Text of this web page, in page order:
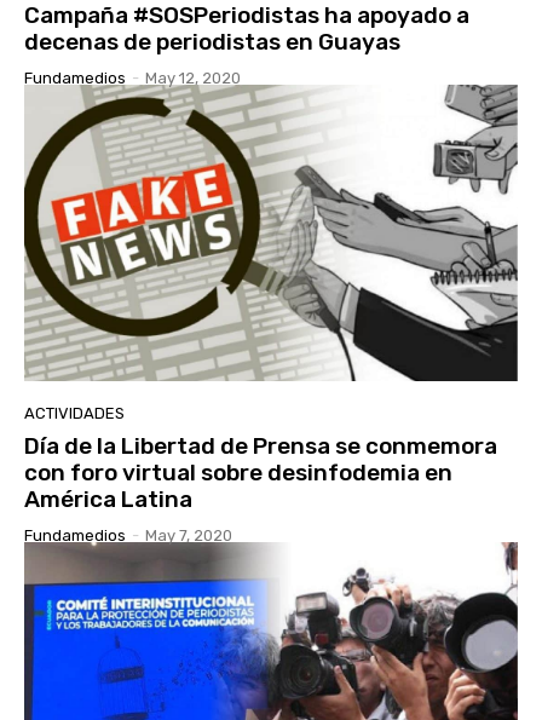
Campaña #SOSPeriodistas ha apoyado a
decenas de periodistas en Guayas
Fundamedios - May 12, 2020
ACTIVIDADES
Día de la Libertad de Prensa se conmemora
con foro virtual sobre desinfodemia en
América Latina
Fundamedios - May 7, 2020